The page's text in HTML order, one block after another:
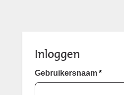
Inloggen
Gebruikersnaam *